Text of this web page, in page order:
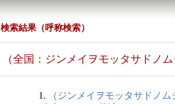
検索結果（呼称検索）
（全国：ジンメイヲモッタサドノ
1.
（ジンメイヲモッタサドノム